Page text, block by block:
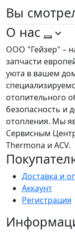
Вы
О нас
ООО "Гейзер" –
запчасти
уюта в вашем
отопительного
безопасность и
отопления. Мы
Сервисным
Thermona и ACV.
Доставка и
Аккаунт
Регистрация